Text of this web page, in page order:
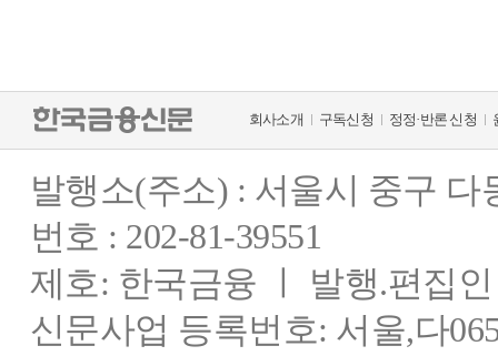
회사소개 구독신청 정정·반론 신청
발행소(주소) : 서울시 중구
번호 : 202-81-39551
제호: 한국금융 ㅣ 발행.편집
신문사업 등록번호: 서울,다